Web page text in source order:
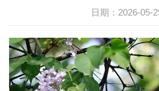
日期：2026-05-